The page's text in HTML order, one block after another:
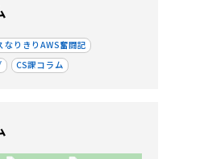
なりきりAWS奮闘記
CS課コラム